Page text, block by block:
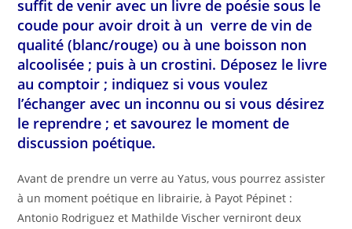
suffit de venir avec un livre de poésie sous le
coude pour avoir droit à un verre de vin de
qualité (blanc/rouge) ou à une boisson non
alcoolisée ; puis à un crostini. Déposez le livre
au comptoir ; indiquez si vous voulez
l’échanger avec un inconnu ou si vous désirez
le reprendre ; et savourez le moment de
discussion poétique.
Avant de prendre un verre au Yatus, vous pourrez assister
à un moment poétique en librairie, à Payot Pépinet :
Antonio Rodriguez et Mathilde Vischer verniront deux